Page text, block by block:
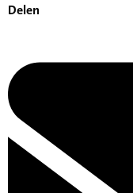
Delen